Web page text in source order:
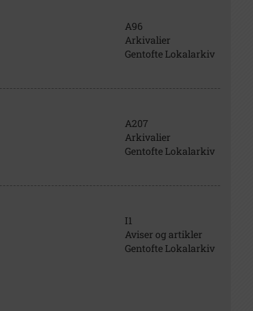
A96
Arkivalier
Gentofte Lokalarkiv
A207
Arkivalier
Gentofte Lokalarkiv
I1
Aviser og artikler
Gentofte Lokalarkiv